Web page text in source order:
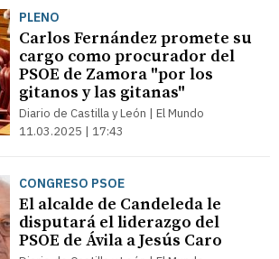
PLENO
Carlos Fernández promete su
cargo como procurador del
PSOE de Zamora "por los
gitanos y las gitanas"
Diario de Castilla y León | El Mundo
11.03.2025 | 17:43
CONGRESO PSOE
El alcalde de Candeleda le
disputará el liderazgo del
PSOE de Ávila a Jesús Caro